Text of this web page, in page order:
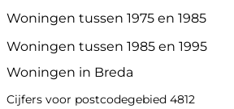
Woningen tussen 1975 en 1985
Woningen tussen 1985 en 1995
Woningen in Breda
Cijfers voor postcodegebied 4812